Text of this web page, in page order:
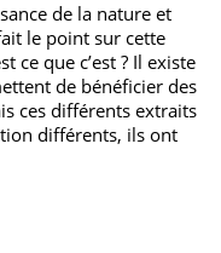
de la nature et
le point sur cette
ce que c’est ? Il existe
de bénéficier des
ces différents extraits
différents, ils ont